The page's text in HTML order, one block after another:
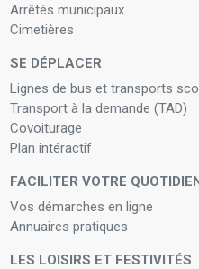
Arrêtés municipaux
Cimetières
SE DÉPLACER
Lignes de bus et transports
Transport à la demande (TAD)
Covoiturage
Plan intéractif
FACILITER VOTRE
Vos démarches en ligne
Annuaires pratiques
LES LOISIRS ET FESTIVITÉS